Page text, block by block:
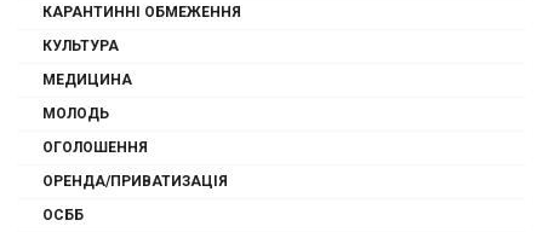
КАРАНТИННІ ОБМЕЖЕННЯ
КУЛЬТУРА
МЕДИЦИНА
МОЛОДЬ
ОГОЛОШЕННЯ
ОРЕНДА/ПРИВАТИЗАЦІЯ
ОСББ